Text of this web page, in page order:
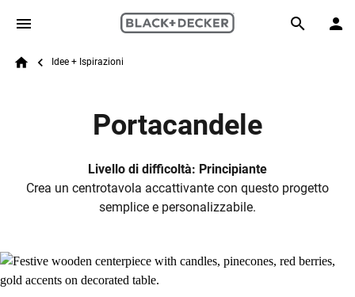
Skip to main content
Search
Breadcrumb
Idee + Ispirazioni
Portacandele
Livello di difficoltà: Principiante
Crea un centrotavola accattivante con questo progetto
semplice e personalizzabile.